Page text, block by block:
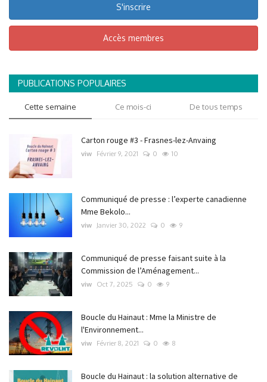
S'inscrire
Accès membres
PUBLICATIONS POPULAIRES
Cette semaine Ce mois-ci De tous temps
Carton rouge #3 - Frasnes-lez-Anvaing
viw Février 9, 2021 0 10
Communiqué de presse : l’experte canadienne
Mme Bekolo...
viw Janvier 30, 2022 0 9
Communiqué de presse faisant suite à la
Commission de l’Aménagement...
viw Oct 7, 2025 0 9
Boucle du Hainaut : Mme la Ministre de
l'Environnement...
viw Février 8, 2021 0 8
Boucle du Hainaut : la solution alternative de